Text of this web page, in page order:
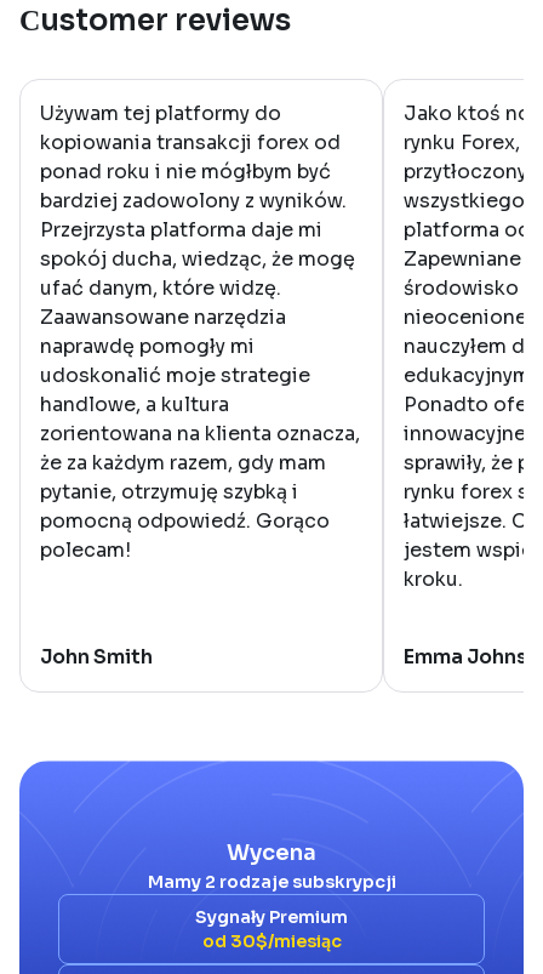
Сustomer reviews
Używam tej platformy do
kopiowania transakcji forex od
ponad roku i nie mógłbym być
bardziej zadowolony z wyników.
Przejrzysta platforma daje mi
spokój ducha, wiedząc, że mogę
ufać danym, które widzę.
Zaawansowane narzędzia
naprawdę pomogły mi
udoskonalić moje strategie
handlowe, a kultura
zorientowana na klienta oznacza,
że za każdym razem, gdy mam
pytanie, otrzymuję szybką i
pomocną odpowiedź. Gorąco
polecam!
John Smith
Jako ktoś
rynku Forex,
przytłoczony
wszystkiego.
platforma
Zapewniane
środowisko
nieocenione
nauczyłem
edukacyjnym
Ponadto
innowacyjne
sprawiły, że
rynku forex
łatwiejsze.
jestem
kroku.
Emma
Wycena
Mamy 2 rodzaje subskrypcji
Sygnały Premium
od 30$/miesiąc